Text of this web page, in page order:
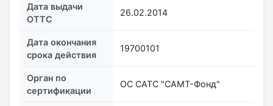
Дата выдачи
ОТТС
26.02.2014
Дата окончания
срока действия
19700101
Орган по
сертификации
ОС САТС "САМТ-Фонд"